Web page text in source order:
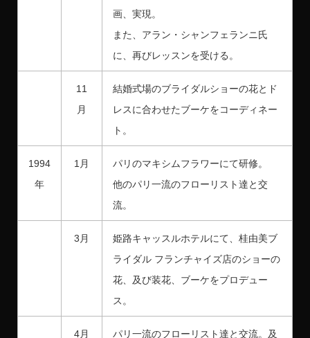
画、実現。
また、アラン・シャンフェランニ氏
に、再びレッスンを受ける。
11
月
結婚式場のブライダルショーの花とド
レスに合わせたブーケをコーディネー
ト。
1994
年
1月
パリのマキシムフラワーにて研修。
他のパリ一流のフローリスト達と交
流。
3月
姫路キャッスルホテルにて、桂由美ブ
ライダル フランチャイズ店のショーの
花、及び装花、ブーケをプロデュー
ス。
4月 パリ一流のフローリスト達と交流。及